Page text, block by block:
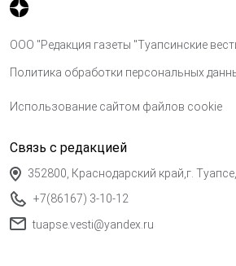
ООО "Редакция газеты "Туапсинские
Политика обработки персональных
Использование сайтом файлов cookie
Связь с редакцией
352800, Краснодарский край,г.
+7(86167) 3-10-12
tuapse.vesti@yandex.ru